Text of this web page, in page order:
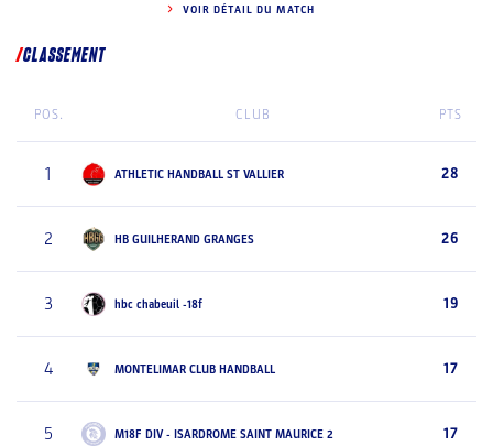
VOIR DÉTAIL DU MATCH
CLASSEMENT
POS. CLUB PTS
1 ATHLETIC HANDBALL ST VALLIER 28
2 HB GUILHERAND GRANGES 26
3 hbc chabeuil -18f 19
4 MONTELIMAR CLUB HANDBALL 17
5 M18F DIV - ISARDROME SAINT MAURICE 2 17